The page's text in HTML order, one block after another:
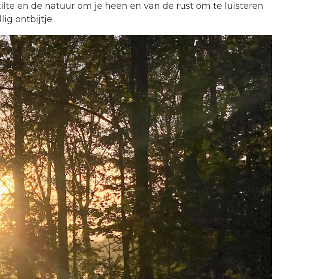
en de natuur om je heen en van de rust om te luisteren
ontbijtje.